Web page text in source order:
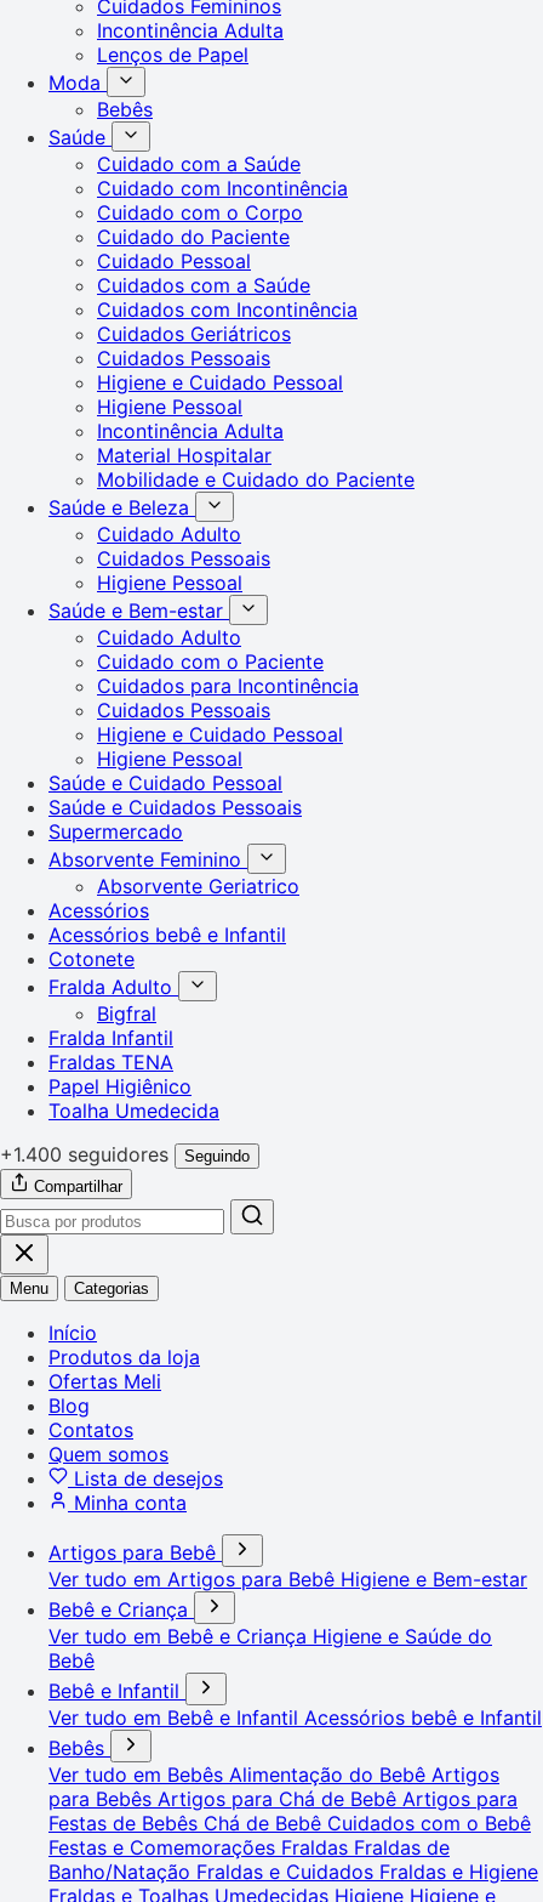
Cuidados Femininos
Incontinência Adulta
Lenços de Papel
Moda
Bebês
Saúde
Cuidado com a Saúde
Cuidado com Incontinência
Cuidado com o Corpo
Cuidado do Paciente
Cuidado Pessoal
Cuidados com a Saúde
Cuidados com Incontinência
Cuidados Geriátricos
Cuidados Pessoais
Higiene e Cuidado Pessoal
Higiene Pessoal
Incontinência Adulta
Material Hospitalar
Mobilidade e Cuidado do Paciente
Saúde e Beleza
Cuidado Adulto
Cuidados Pessoais
Higiene Pessoal
Saúde e Bem-estar
Cuidado Adulto
Cuidado com o Paciente
Cuidados para Incontinência
Cuidados Pessoais
Higiene e Cuidado Pessoal
Higiene Pessoal
Saúde e Cuidado Pessoal
Saúde e Cuidados Pessoais
Supermercado
Absorvente Feminino
Absorvente Geriatrico
Acessórios
Acessórios bebê e Infantil
Cotonete
Fralda Adulto
Bigfral
Fralda Infantil
Fraldas TENA
Papel Higiênico
Toalha Umedecida
+1.400 seguidores
Seguindo
Compartilhar
Menu Categorias
Início
Produtos da loja
Ofertas Meli
Blog
Contatos
Quem somos
Lista de desejos
Minha conta
Artigos para Bebê
Ver tudo em Artigos para Bebê Higiene e Bem-estar
Bebê e Criança
Ver tudo em Bebê e Criança Higiene e Saúde do
Bebê
Bebê e Infantil
Ver tudo em Bebê e Infantil Acessórios bebê e Infantil
Bebês
Ver tudo em Bebês Alimentação do Bebê Artigos
para Bebês Artigos para Chá de Bebê Artigos para
Festas de Bebês Chá de Bebê Cuidados com o Bebê
Festas e Comemorações Fraldas Fraldas de
Banho/Natação Fraldas e Cuidados Fraldas e Higiene
Fraldas e Toalhas Umedecidas Higiene Higiene e